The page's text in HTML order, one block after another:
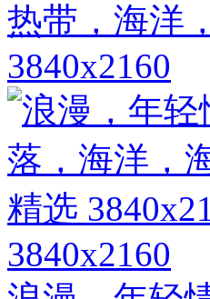
热带，海洋
3840x2160
3840x2160